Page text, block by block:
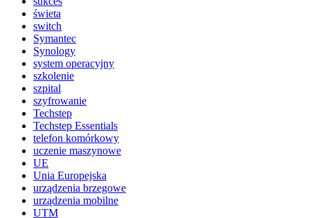
świeta
switch
Symantec
Synology
system operacyjny
szkolenie
szpital
szyfrowanie
Techstep
Techstep Essentials
telefon komórkowy
uczenie maszynowe
UE
Unia Europejska
urządzenia brzegowe
urządzenia mobilne
UTM